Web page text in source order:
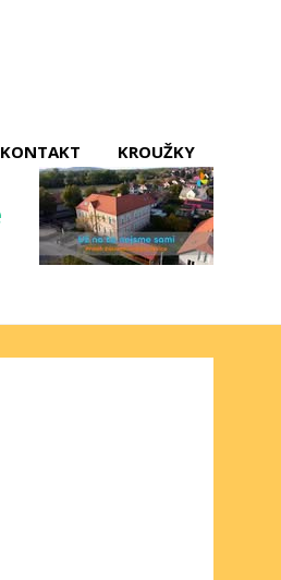
KONTAKT KROUŽKY